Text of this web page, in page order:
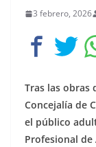
3 febrero, 2026
Tras las obras
Concejalía de
el público
Profesional de